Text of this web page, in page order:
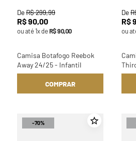
DeR$299,99
R$90,00
ou até1x deR$90,00
Camisa Botafogo Reebok
Away 24/25 - Infantil
COMPRAR
De
R$
ou
-70%